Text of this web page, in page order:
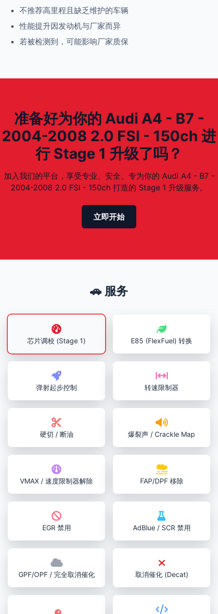
不推荐高里程且缺乏维护的车辆
性能提升因发动机与厂家而异
若被检测到，可能影响厂家质保
准备好为你的 Audi A4 - B7 -
2004-2008 2.0 FSI - 150ch 进
行 Stage 1 升级了吗？
加入我们的平台，享受专业、安全、专为你的 Audi A4 - B7 -
2004-2008 2.0 FSI - 150ch 打造的 Stage 1 升级服务。
立即开始
🚗 服务
芯片调校 (Stage 1) E85 (FlexFuel) 转换
弹射起步控制 转速限制器
硬切 / 断油 爆裂声 / Crackle Map
VMAX / 速度限制器解除 FAP/DPF 移除
EGR 禁用 AdBlue / SCR 禁用
GPF/OPF / 完全取消催化 取消催化 (Decat)